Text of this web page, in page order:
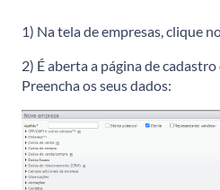
1) Na tela de empresas, clique
2) É aberta a página de cadastro
Preencha os seus dados: